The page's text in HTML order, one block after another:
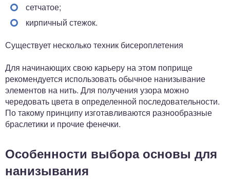
сетчатое;
кирпичный стежок.
Существует несколько техник бисероплетения
Для начинающих свою карьеру на этом поприще
рекомендуется использовать обычное нанизывание
элементов на нить. Для получения узора можно
чередовать цвета в определенной последовательности.
По такому принципу изготавливаются разнообразные
браслетики и прочие фенечки.
Особенности выбора основы для
нанизывания